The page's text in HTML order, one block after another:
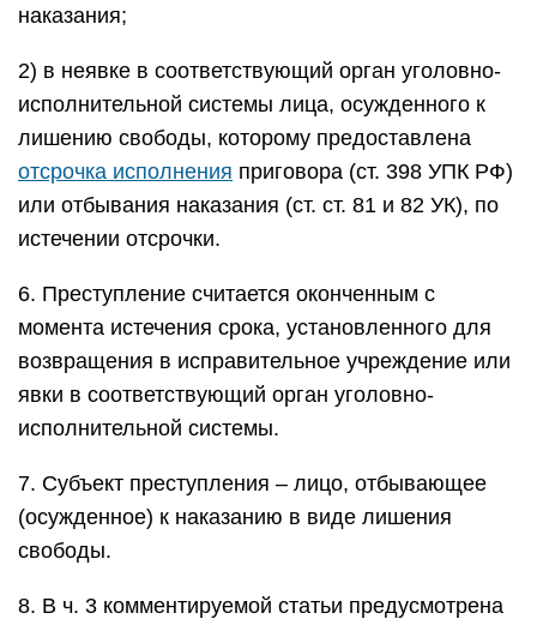
наказания;
2) в неявке в соответствующий орган уголовно-
исполнительной системы лица, осужденного к
лишению свободы, которому предоставлена
отсрочка исполнения приговора (ст. 398 УПК РФ)
или отбывания наказания (ст. ст. 81 и 82 УК), по
истечении отсрочки.
6. Преступление считается оконченным с
момента истечения срока, установленного для
возвращения в исправительное учреждение или
явки в соответствующий орган уголовно-
исполнительной системы.
7. Субъект преступления – лицо, отбывающее
(осужденное) к наказанию в виде лишения
свободы.
8. В ч. 3 комментируемой статьи предусмотрена